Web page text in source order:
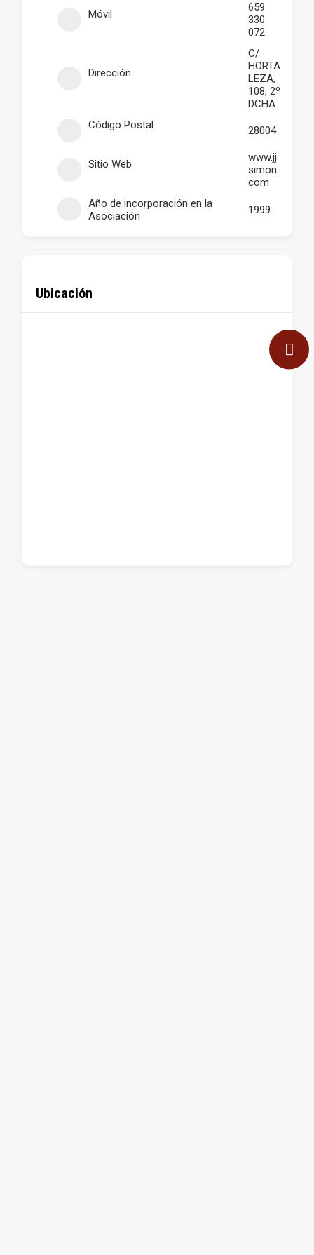
Móvil
659
330
072
Dirección
C/
HORTA
LEZA,
108, 2º
DCHA
Código Postal
28004
Sitio Web
www.jj
simon.
com
Año de incorporación en la
Asociación
1999
Ubicación